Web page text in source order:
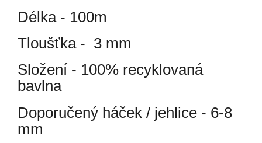
Délka - 100m
Tloušťka - 3 mm
Složení - 100% recyklovaná
bavlna
Doporučený háček / jehlice - 6-8
mm